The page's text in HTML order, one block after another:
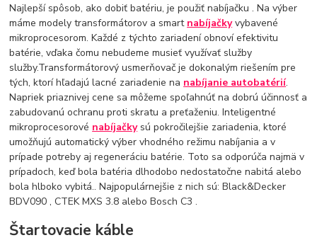
Najlepší spôsob, ako dobiť batériu, je použiť nabíjačku . Na výber
máme modely transformátorov a smart nabíjačkyvybavené
mikroprocesorom. Každé z týchto zariadení obnoví efektivitu
batérie, vďaka čomu nebudeme musieť využívať služby
služby.Transformátorový usmerňovač je dokonalým riešením pre
tých, ktorí hľadajú lacné zariadenie na nabíjanie autobatérií.
Napriek priaznivej cene sa môžeme spoľahnúť na dobrú účinnosť a
zabudovanú ochranu proti skratu a preťaženiu. Inteligentné
mikroprocesorové nabíjačkysú pokročilejšie zariadenia, ktoré
umožňujú automatický výber vhodného režimu nabíjania a v
prípade potreby aj regeneráciu batérie. Toto sa odporúča najmä v
prípadoch, keď bola batéria dlhodobo nedostatočne nabitá alebo
bola hlboko vybitá.. Najpopulárnejšie z nich sú: Black&Decker
BDV090 , CTEK MXS 3.8 alebo Bosch C3 .
Štartovacie káble